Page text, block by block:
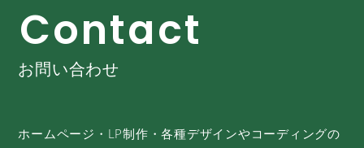
Contact
お問い合わせ
ホームページ・LP制作・各種デザインやコーディングの